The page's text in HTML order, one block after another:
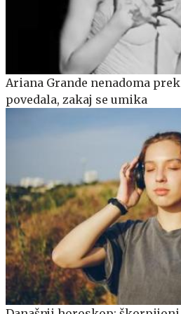
Ariana Grande nenadoma
povedala, zakaj se umika